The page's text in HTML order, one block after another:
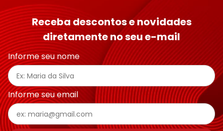
Avalie o produto de 1 a 5 estrelas
★★★★★
Seu nome
Endereço de email
Escreva uma avaliação
Receba descontos e novidades
diretamente no seu e-mail
Informe seu nome
Informe seu email